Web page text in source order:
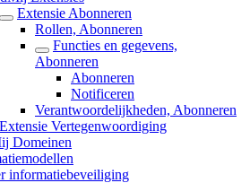
Extensie Abonneren
Rollen, Abonneren
Functies en gegevens,
Abonneren
Abonneren
Notificeren
Verantwoordelijkheden, Abonneren
Extensie Vertegenwoordiging
Domeinen
informatiebeveiliging